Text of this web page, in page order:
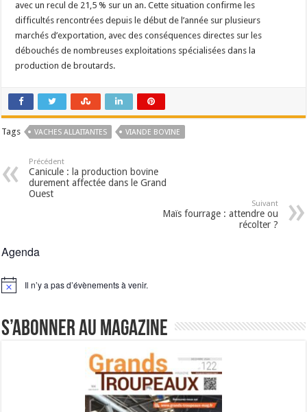
avec un recul de 21,5 % sur un an. Cette situation confirme les
difficultés rencontrées depuis le début de l’année sur plusieurs
marchés d’exportation, avec des conséquences directes sur les
débouchés de nombreuses exploitations spécialisées dans la
production de broutards.
Tags VACHES ALLAITANTES VIANDE BOVINE
Précédent
Canicule : la production bovine
durement affectée dans le Grand
Ouest
Suivant
Maïs fourrage : attendre ou
récolter ?
Agenda
Notice Il n’y a pas d’évènements à venir.
S’abonner au magazine